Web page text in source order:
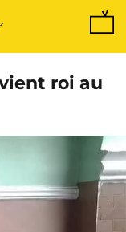
roi au